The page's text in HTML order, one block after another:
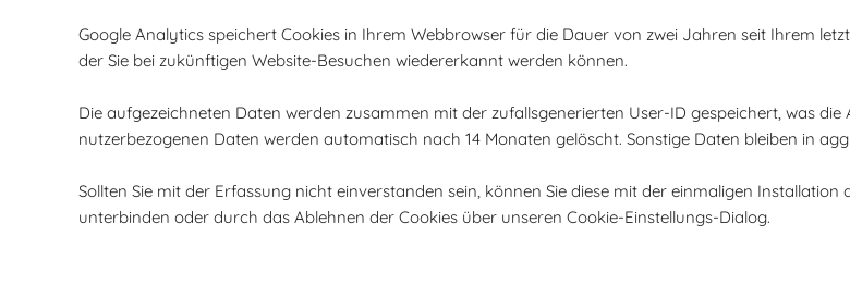
Google Analytics speichert Cookies in Ihrem Webbrowser für die Dauer von zwei Jahren seit Ihrem
der Sie bei zukünftigen Website-Besuchen wiedererkannt werden können.
Die aufgezeichneten Daten werden zusammen mit der zufallsgenerierten User-ID gespeichert, was
nutzerbezogenen Daten werden automatisch nach 14 Monaten gelöscht. Sonstige Daten bleiben in
Sollten Sie mit der Erfassung nicht einverstanden sein, können Sie diese mit der einmaligen Installation
unterbinden oder durch das Ablehnen der Cookies über unseren Cookie-Einstellungs-Dialog.